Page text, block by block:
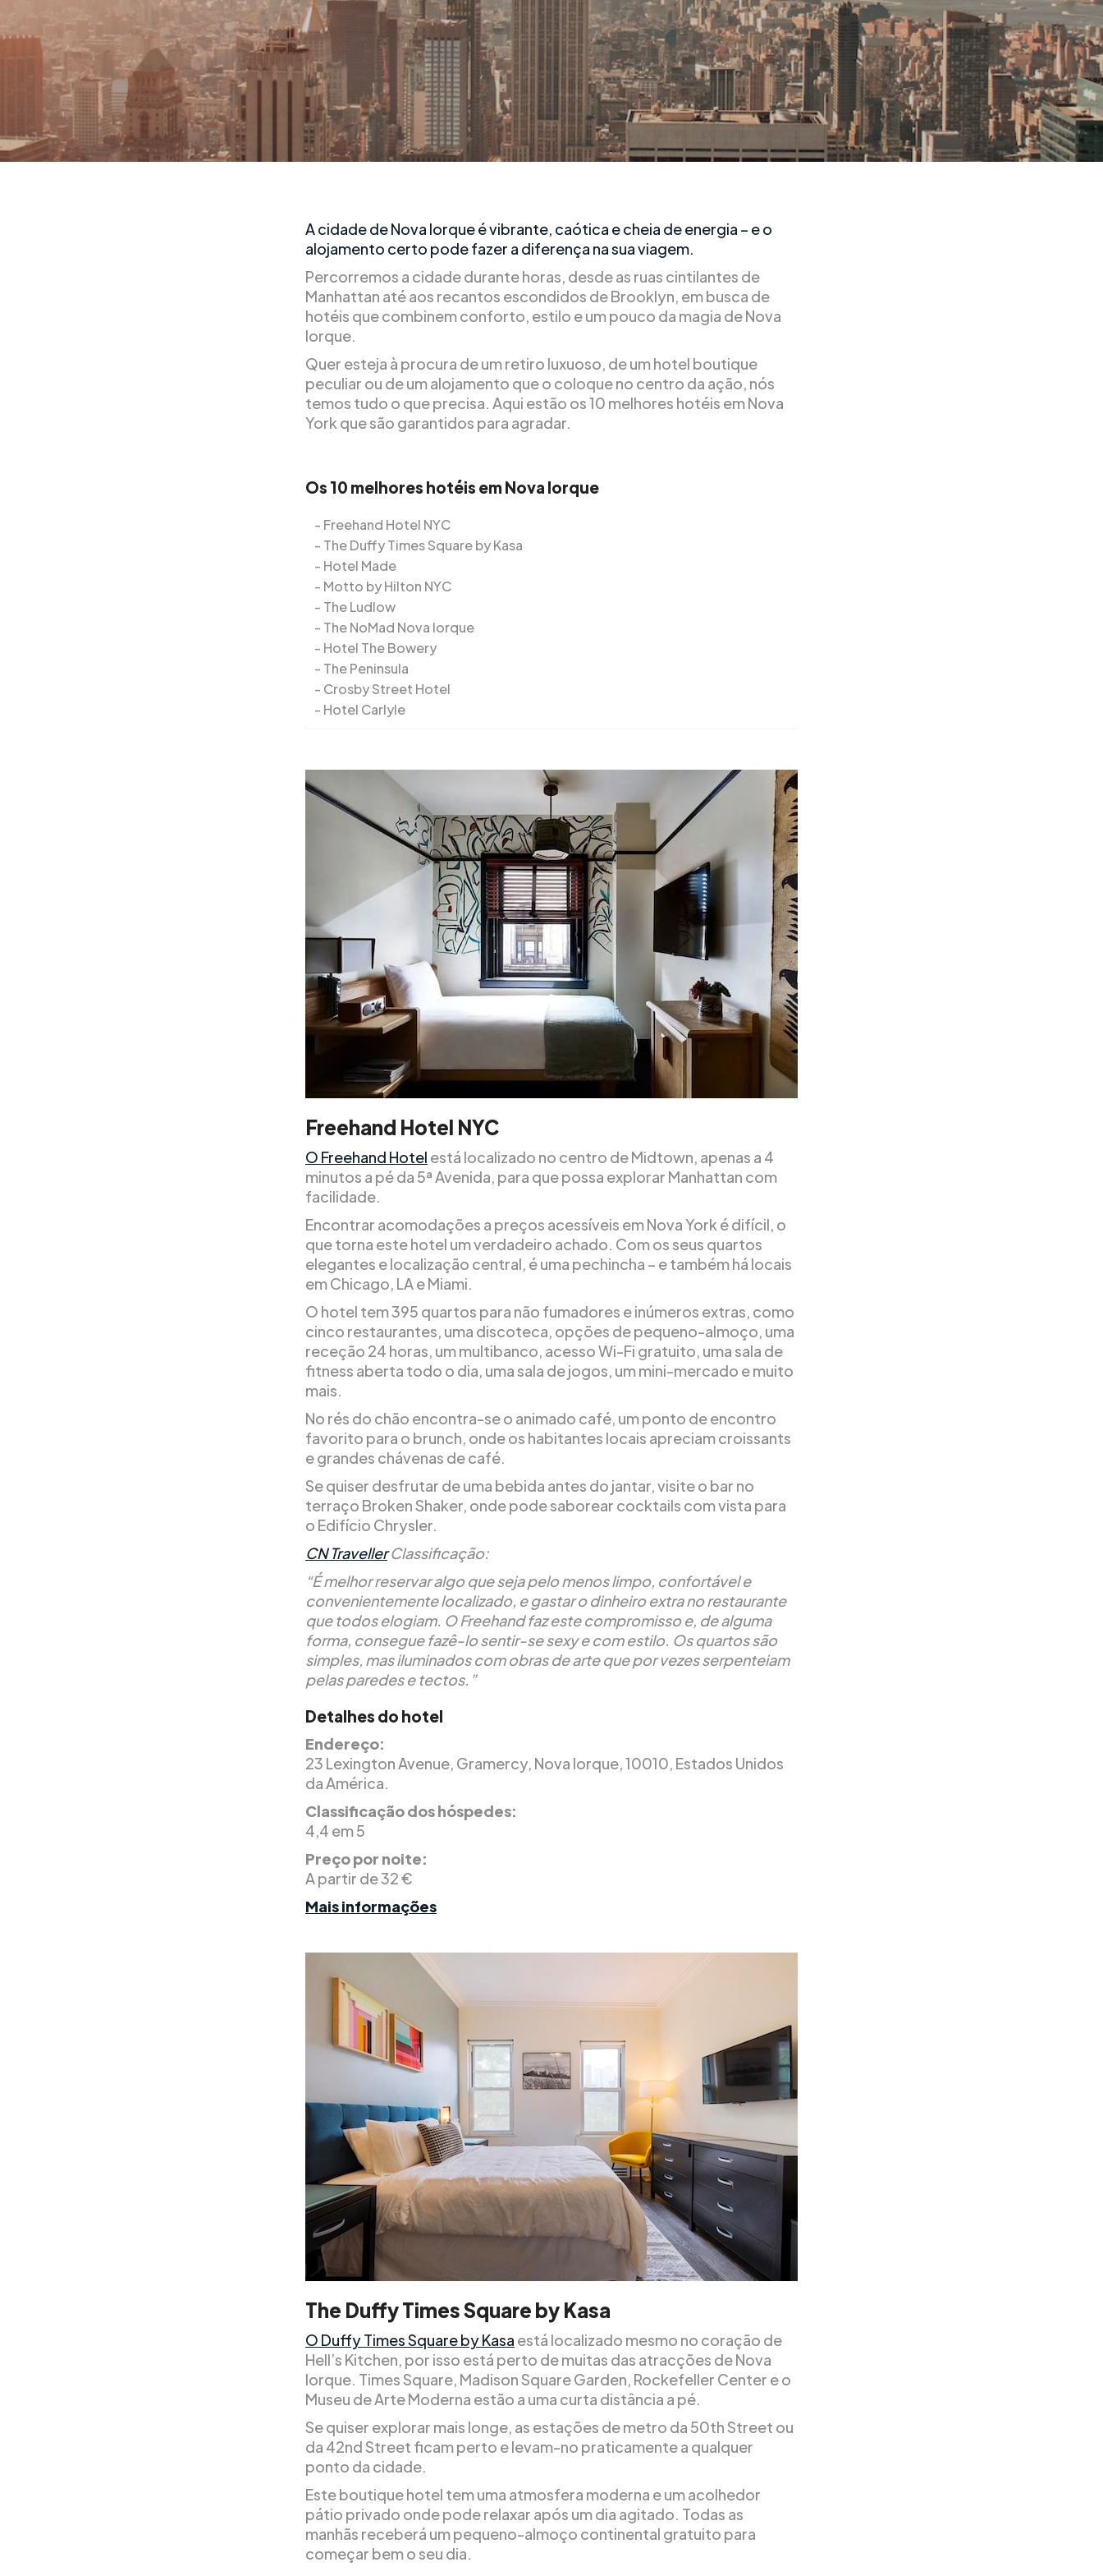
A cidade de Nova Iorque é vibrante, caótica e cheia de energia – e o
alojamento certo pode fazer a diferença na sua viagem.
Percorremos a cidade durante horas, desde as ruas cintilantes de
Manhattan até aos recantos escondidos de Brooklyn, em busca de
hotéis que combinem conforto, estilo e um pouco da magia de Nova
Iorque.
Quer esteja à procura de um retiro luxuoso, de um hotel boutique
peculiar ou de um alojamento que o coloque no centro da ação, nós
temos tudo o que precisa. Aqui estão os 10 melhores hotéis em Nova
York que são garantidos para agradar.
Os 10 melhores hotéis em Nova Iorque
Freehand Hotel NYC
The Duffy Times Square by Kasa
Hotel Made
Motto by Hilton NYC
The Ludlow
The NoMad Nova Iorque
Hotel The Bowery
The Peninsula
Crosby Street Hotel
Hotel Carlyle
Freehand Hotel NYC
O Freehand Hotel está localizado no centro de Midtown, apenas a 4
minutos a pé da 5ª Avenida, para que possa explorar Manhattan com
facilidade.
Encontrar acomodações a preços acessíveis em Nova York é difícil, o
que torna este hotel um verdadeiro achado. Com os seus quartos
elegantes e localização central, é uma pechincha – e também há locais
em Chicago, LA e Miami.
O hotel tem 395 quartos para não fumadores e inúmeros extras, como
cinco restaurantes, uma discoteca, opções de pequeno-almoço, uma
receção 24 horas, um multibanco, acesso Wi-Fi gratuito, uma sala de
fitness aberta todo o dia, uma sala de jogos, um mini-mercado e muito
mais.
No rés do chão encontra-se o animado café, um ponto de encontro
favorito para o brunch, onde os habitantes locais apreciam croissants
e grandes chávenas de café.
Se quiser desfrutar de uma bebida antes do jantar, visite o bar no
terraço Broken Shaker, onde pode saborear cocktails com vista para
o Edifício Chrysler.
CN TravellerClassificação:
“É melhor reservar algo que seja pelo menos limpo, confortável e
convenientemente localizado, e gastar o dinheiro extra no restaurante
que todos elogiam. O Freehand faz este compromisso e, de alguma
forma, consegue fazê-lo sentir-se sexy e com estilo. Os quartos são
simples, mas iluminados com obras de arte que por vezes serpenteiam
pelas paredes e tectos.”
Detalhes do hotel
Endereço:
23 Lexington Avenue, Gramercy, Nova Iorque, 10010, Estados Unidos
da América.
Classificação dos hóspedes:
4,4 em 5
Preço por noite:
A partir de 32 €
Mais informações
The Duffy Times Square by Kasa
O Duffy Times Square by Kasa está localizado mesmo no coração de
Hell’s Kitchen, por isso está perto de muitas das atracções de Nova
Iorque. Times Square, Madison Square Garden, Rockefeller Center e o
Museu de Arte Moderna estão a uma curta distância a pé.
Se quiser explorar mais longe, as estações de metro da 50th Street ou
da 42nd Street ficam perto e levam-no praticamente a qualquer
ponto da cidade.
Este boutique hotel tem uma atmosfera moderna e um acolhedor
pátio privado onde pode relaxar após um dia agitado. Todas as
manhãs receberá um pequeno-almoço continental gratuito para
começar bem o seu dia.